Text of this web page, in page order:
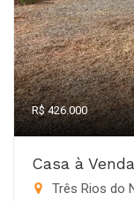
R$ 426.000
Casa à
Três Rios do